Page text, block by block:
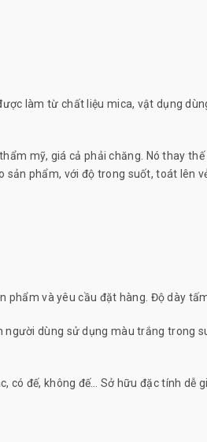
làm từ chất liệu mica, vật dụng
mỹ, giá cả phải chăng. Nó thay
phẩm, với độ trong suốt, toát lên
và yêu cầu đặt hàng. Độ dày
người dùng sử dụng màu trắng trong
đế, không đế… Sở hữu đặc tính dễ